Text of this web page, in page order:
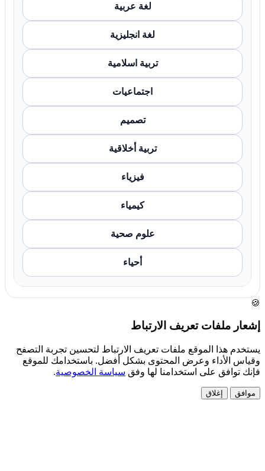
لغة عربية
لغة انجليزية
تربية اسلامية
اجتماعيات
تصميم
تربية أخلاقية
فيزياء
كيمياء
علوم صحية
أحياء
🍪
إشعار ملفات تعريف الارتباط
يستخدم هذا الموقع ملفات تعريف الارتباط لتحسين تجربة التصفح
وقياس الأداء وعرض المحتوى بشكل أفضل. باستخدامك للموقع
فإنك توافق على استخدامنا لها وفق سياسة الخصوصية.
موافق إغلاق